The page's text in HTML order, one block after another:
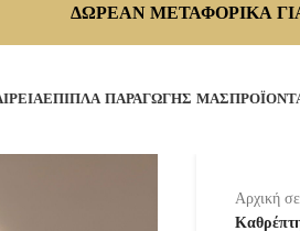
ΔΩΡΕΑΝ ΜΕΤΑΦΟΡΙΚΑ
ΕΠΙΠΛΑ ΠΑΡΑΓΩΓΗΣ ΜΑΣ
Αρχική